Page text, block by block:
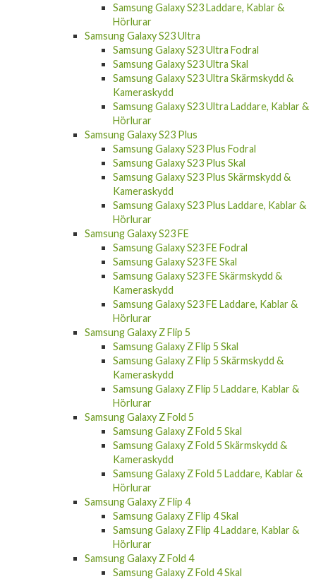
Samsung Galaxy S23 Laddare, Kablar &
Hörlurar
Samsung Galaxy S23 Ultra
Samsung Galaxy S23 Ultra Fodral
Samsung Galaxy S23 Ultra Skal
Samsung Galaxy S23 Ultra Skärmskydd &
Kameraskydd
Samsung Galaxy S23 Ultra Laddare, Kablar &
Hörlurar
Samsung Galaxy S23 Plus
Samsung Galaxy S23 Plus Fodral
Samsung Galaxy S23 Plus Skal
Samsung Galaxy S23 Plus Skärmskydd &
Kameraskydd
Samsung Galaxy S23 Plus Laddare, Kablar &
Hörlurar
Samsung Galaxy S23 FE
Samsung Galaxy S23 FE Fodral
Samsung Galaxy S23 FE Skal
Samsung Galaxy S23 FE Skärmskydd &
Kameraskydd
Samsung Galaxy S23 FE Laddare, Kablar &
Hörlurar
Samsung Galaxy Z Flip 5
Samsung Galaxy Z Flip 5 Skal
Samsung Galaxy Z Flip 5 Skärmskydd &
Kameraskydd
Samsung Galaxy Z Flip 5 Laddare, Kablar &
Hörlurar
Samsung Galaxy Z Fold 5
Samsung Galaxy Z Fold 5 Skal
Samsung Galaxy Z Fold 5 Skärmskydd &
Kameraskydd
Samsung Galaxy Z Fold 5 Laddare, Kablar &
Hörlurar
Samsung Galaxy Z Flip 4
Samsung Galaxy Z Flip 4 Skal
Samsung Galaxy Z Flip 4 Laddare, Kablar &
Hörlurar
Samsung Galaxy Z Fold 4
Samsung Galaxy Z Fold 4 Skal